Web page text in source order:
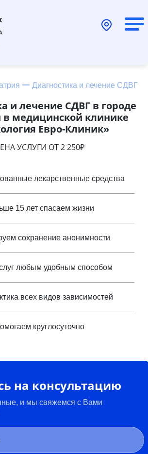
Диагностика и лечение СДВГ
и лечение СДВГ в городе
в медицинской клинике
Евро-Клиник»
УСЛУГИ ОТ 2 250₽
лекарственные средства
15 лет спасаем жизни
сохранение анонимности
любым удобным способом
всех видов зависимостей
круглосуточно
на консультацию
и мы свяжемся с Вами